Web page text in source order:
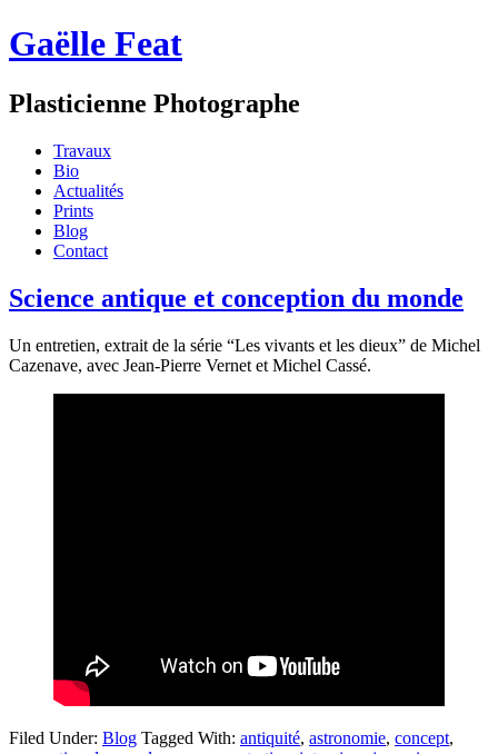
Gaëlle Feat
Plasticienne Photographe
Travaux
Bio
Actualités
Prints
Blog
Contact
Science antique et conception du monde
Un entretien, extrait de la série “Les vivants et les dieux” de Michel
Cazenave, avec Jean-Pierre Vernet et Michel Cassé.
Filed Under: Blog Tagged With: antiquité, astronomie, concept,